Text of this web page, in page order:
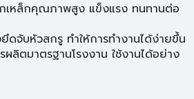
เหล็กคุณภาพสูง แข็งแรง ทนทานต่อ
ดจับหัวสกรู ทำให้การทำงานได้ง่ายขึ้น
ผลิตมาตรฐานโรงงาน ใช้งานได้อย่าง